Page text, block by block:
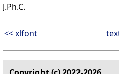
J.Ph.C.
<< xlfont